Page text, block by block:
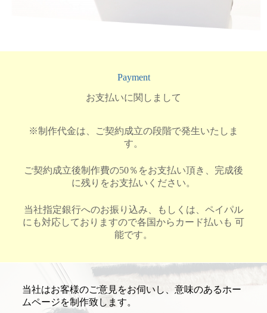
Payment
お支払いに関しまして
※制作代金は、ご契約成立の段階で発生いたしま
す。
ご契約成立後制作費の50％をお支払い頂き、完成後
に残りをお支払いください。
当社指定銀行へのお振り込み、もしくは、ペイパル
にも対応しておりますので各国からカード払いも 可
能です。
当社はお客様のご意見をお伺いし、意味のあるホー
ムページを制作致します。